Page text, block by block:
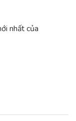
nhất của